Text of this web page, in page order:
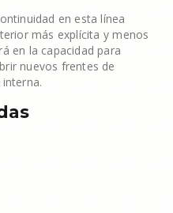
en esta línea
más explícita y menos
en la capacidad para
nuevos frentes de